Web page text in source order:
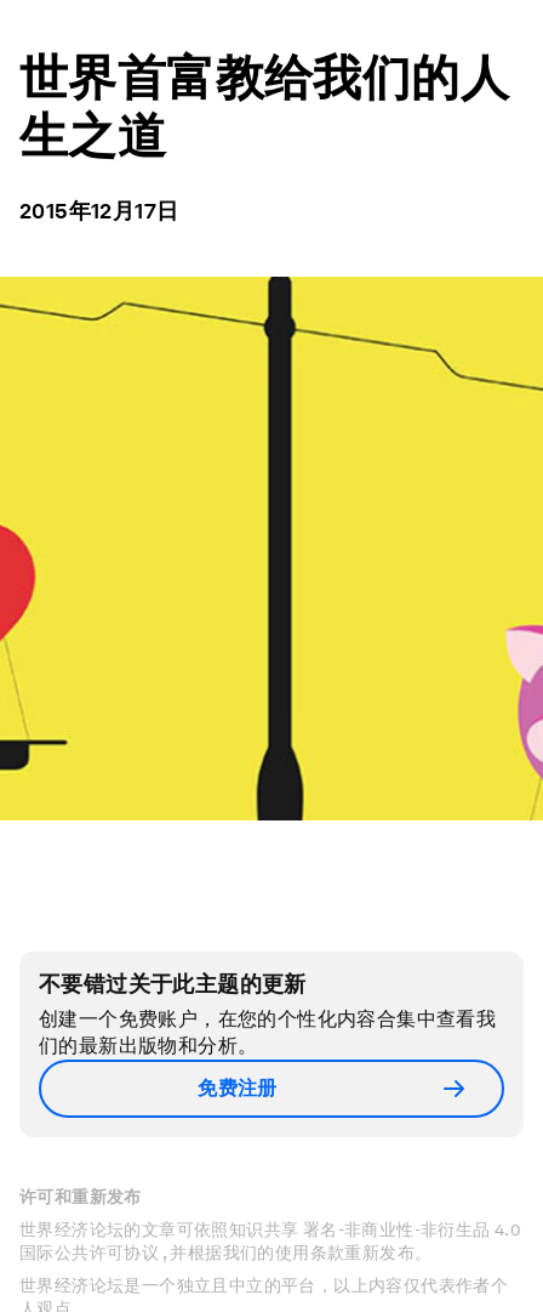
世界首富教给我们的人
生之道
2015年12月17日
不要错过关于此主题的更新
创建一个免费账户，在您的个性化内容合集中查看我
们的最新出版物和分析。
免费注册
许可和重新发布
世界经济论坛的文章可依照知识共享 署名-非商业性-非衍生品 4.0
国际公共许可协议 , 并根据我们的使用条款重新发布。
世界经济论坛是一个独立且中立的平台，以上内容仅代表作者个